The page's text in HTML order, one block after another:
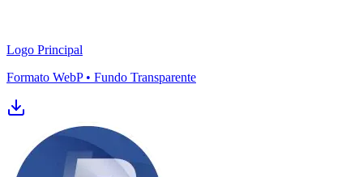
Logo Principal
Formato WebP • Fundo Transparente